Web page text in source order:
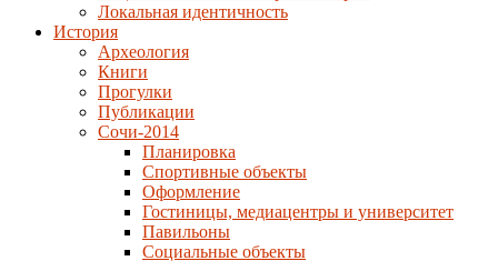
Локальная идентичность
История
Археология
Книги
Прогулки
Публикации
Сочи-2014
Планировка
Спортивные объекты
Оформление
Гостиницы, медиацентры и университет
Павильоны
Социальные объекты